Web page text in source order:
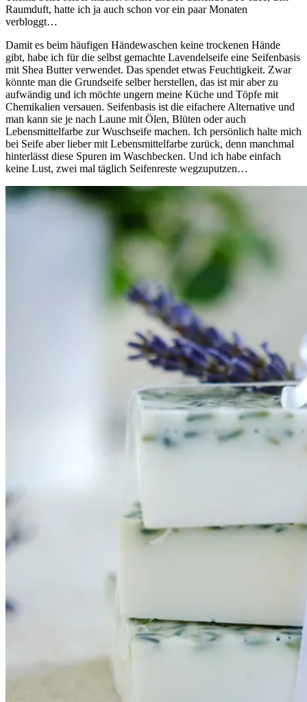
Raumduft, hatte ich ja auch schon vor ein paar Monaten
verbloggt…
Damit es beim häufigen Händewaschen keine trockenen Hände
gibt, habe ich für die selbst gemachte Lavendelseife eine Seifenbasis
mit Shea Butter verwendet. Das spendet etwas Feuchtigkeit. Zwar
könnte man die Grundseife selber herstellen, das ist mir aber zu
aufwändig und ich möchte ungern meine Küche und Töpfe mit
Chemikalien versauen. Seifenbasis ist die eifachere Alternative und
man kann sie je nach Laune mit Ölen, Blüten oder auch
Lebensmittelfarbe zur Wuschseife machen. Ich persönlich halte mich
bei Seife aber lieber mit Lebensmittelfarbe zurück, denn manchmal
hinterlässt diese Spuren im Waschbecken. Und ich habe einfach
keine Lust, zwei mal täglich Seifenreste wegzuputzen…